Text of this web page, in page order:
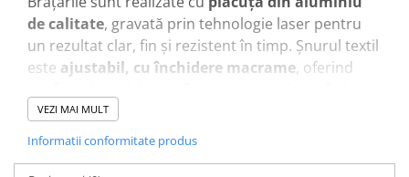
de calitate, gravată prin tehnologie laser pentru
un rezultat clar, fin și rezistent în timp. Șnurul textil
este ajustabil, cu închidere macrame, oferind
atât pentru el cât și pentru ea.
Poți personaliza complet setul alegând
VEZI MAI MULT
Informatii conformitate produs